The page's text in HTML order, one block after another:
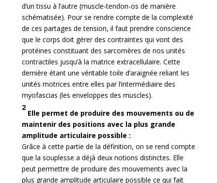
d’un tissu à l’autre (muscle-tendon-os de manière
schématisée). Pour se rendre compte de la complexité
de ces partages de tension, il faut prendre conscience
que le corps doit gérer des contraintes qui vont des
protéines constituant des sarcomères de nos unités
contractiles jusqu’à la matrice extracellulaire. Cette
dernière étant une véritable toile d’araignée reliant les
unités motrices entre elles par l’intermédiaire des
myofascias (les enveloppes des muscles).
2
Elle permet de produire des mouvements ou de
maintenir des positions avec la plus grande
amplitude articulaire possible :
Grâce à cette partie de la définition, on se rend compte
que la souplesse a déjà deux notions distinctes. Elle
peut permettre de produire des mouvements avec la
plus grande amplitude articulaire possible ce qui fait